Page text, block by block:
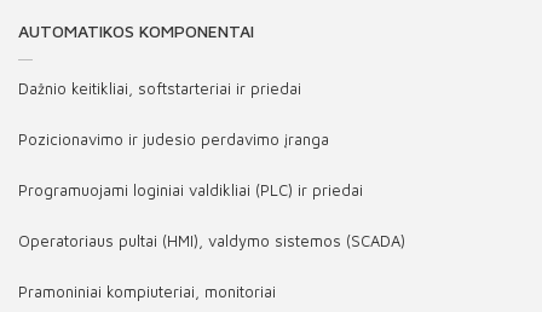
AUTOMATIKOS KOMPONENTAI
Dažnio keitikliai, softstarteriai ir priedai
Pozicionavimo ir judesio perdavimo įranga
Programuojami loginiai valdikliai (PLC) ir priedai
Operatoriaus pultai (HMI), valdymo sistemos (SCADA)
Pramoniniai kompiuteriai, monitoriai